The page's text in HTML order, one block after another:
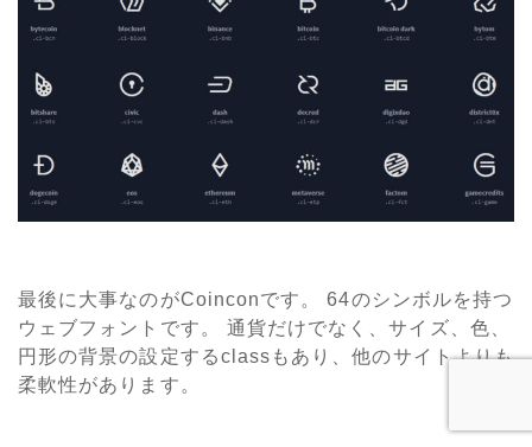
最後に大事なのがCoinconです。 64のシンボルを持つ
ウェブフォントです。 通貨だけでなく、サイズ、色、
円形の背景の設定するclassもあり、他のサイトよりも
柔軟性があります。